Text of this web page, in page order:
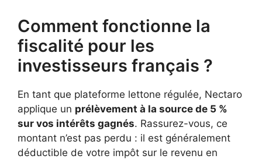
Comment fonctionne la
fiscalité pour les
investisseurs français ?
En tant que plateforme lettone régulée, Nectaro
applique un prélèvement à la source de 5 %
sur vos intérêts gagnés. Rassurez-vous, ce
montant n’est pas perdu : il est généralement
déductible de votre impôt sur le revenu en